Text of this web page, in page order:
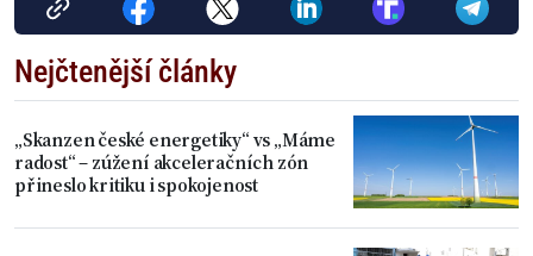
Nejčtenější články
„Skanzen české energetiky“ vs „Máme
radost“ – zúžení akceleračních zón
přineslo kritiku i spokojenost